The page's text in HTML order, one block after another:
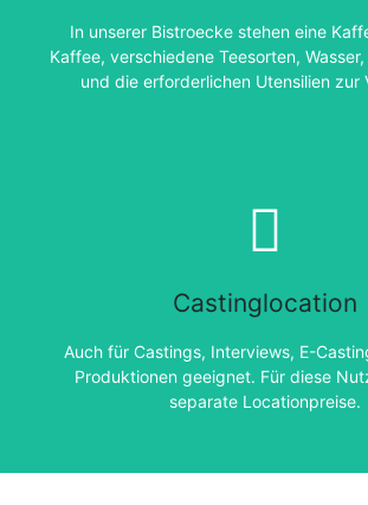
In unserer Bistroecke stehen eine
Kaffee, verschiedene Teesorten, Wasser,
und die erforderlichen Utensilien zur
Castinglocation
Auch für Castings, Interviews, E-
Produktionen geeignet. Für diese
separate Locationpreise.